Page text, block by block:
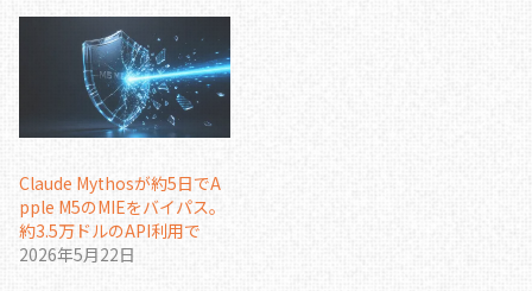
Claude Mythosが約5日でA
pple M5のMIEをバイパス。
約3.5万ドルのAPI利用で
2026年5月22日